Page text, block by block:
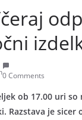
0 Comments
ob 17.00 uri
Razstava je